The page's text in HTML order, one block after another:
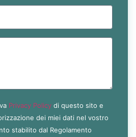
Privacy Policy di questo sito e
dei miei dati nel vostro
stabilito dal Regolamento